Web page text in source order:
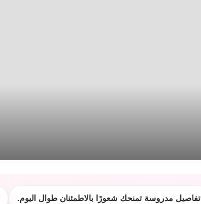
تفاصيل مدروسة تمنحك شعورًا بالاطمئنان طوال اليوم.